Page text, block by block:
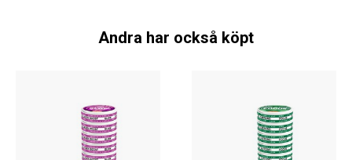
Andra har också köpt